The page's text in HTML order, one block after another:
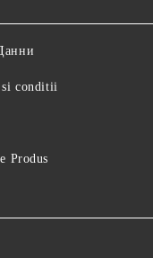
si conditii
Produs